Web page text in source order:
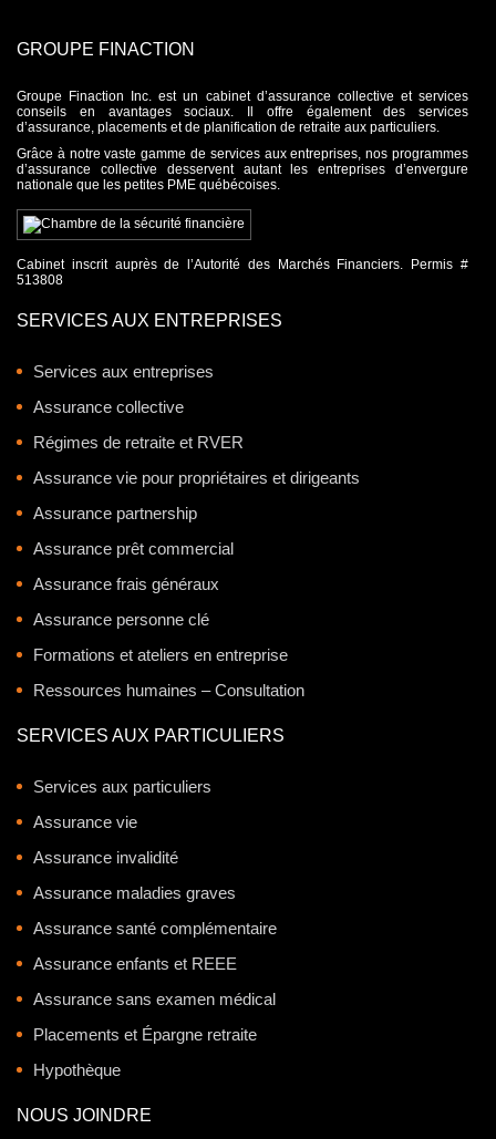
GROUPE FINACTION
Groupe Finaction Inc. est un cabinet d’assurance collective et services
conseils en avantages sociaux. Il offre également des services
d’assurance, placements et de planification de retraite aux particuliers.
Grâce à notre vaste gamme de services aux entreprises, nos programmes
d’assurance collective desservent autant les entreprises d’envergure
nationale que les petites PME québécoises.
Cabinet inscrit auprès de l’Autorité des Marchés Financiers. Permis #
513808
SERVICES AUX ENTREPRISES
Services aux entreprises
Assurance collective
Régimes de retraite et RVER
Assurance vie pour propriétaires et dirigeants
Assurance partnership
Assurance prêt commercial
Assurance frais généraux
Assurance personne clé
Formations et ateliers en entreprise
Ressources humaines – Consultation
SERVICES AUX PARTICULIERS
Services aux particuliers
Assurance vie
Assurance invalidité
Assurance maladies graves
Assurance santé complémentaire
Assurance enfants et REEE
Assurance sans examen médical
Placements et Épargne retraite
Hypothèque
NOUS JOINDRE